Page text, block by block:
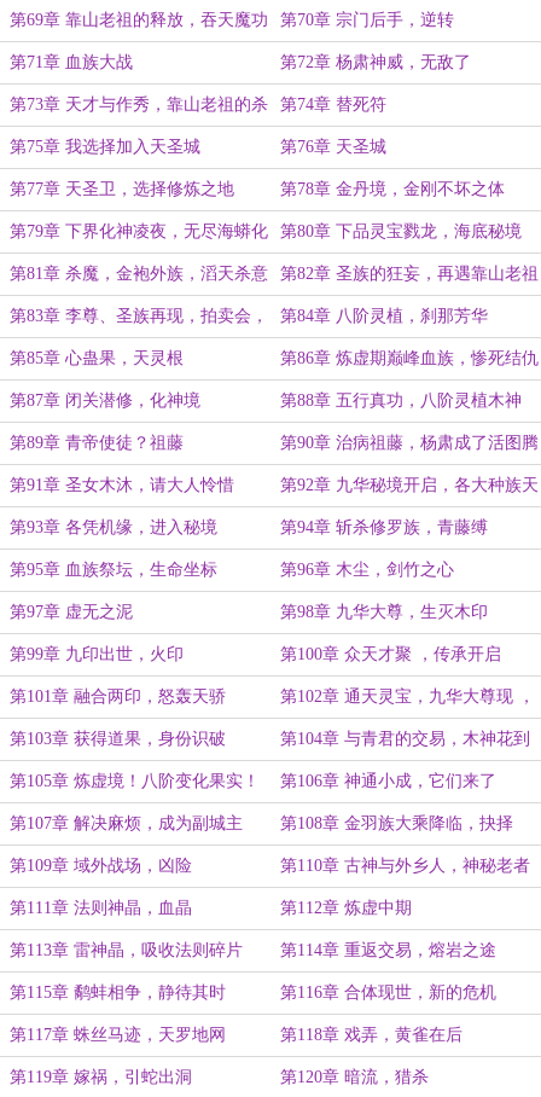
第69章 靠山老祖的释放，吞天魔功 第70章 宗门后手，逆转
第71章 血族大战 第72章 杨肃神威，无敌了
第73章 天才与作秀，靠山老祖的杀
意
第74章 替死符
第75章 我选择加入天圣城 第76章 天圣城
第77章 天圣卫，选择修炼之地 第78章 金丹境，金刚不坏之体
第79章 下界化神凌夜，无尽海蟒化
蛟
第80章 下品灵宝戮龙，海底秘境
第81章 杀魔，金袍外族，滔天杀意 第82章 圣族的狂妄，再遇靠山老祖
第83章 李尊、圣族再现，拍卖会，
上品灵宝青鸾剑羽
第84章 八阶灵植，刹那芳华
第85章 心蛊果，天灵根 第86章 炼虚期巅峰血族，惨死结仇
第87章 闭关潜修，化神境 第88章 五行真功，八阶灵植木神
花，木族任务
第89章 青帝使徒？祖藤 第90章 治病祖藤，杨肃成了活图腾
第91章 圣女木沐，请大人怜惜 第92章 九华秘境开启，各大种族天
才齐聚
第93章 各凭机缘，进入秘境 第94章 斩杀修罗族，青藤缚
第95章 血族祭坛，生命坐标 第96章 木尘，剑竹之心
第97章 虚无之泥 第98章 九华大尊，生灭木印
第99章 九印出世，火印 第100章 众天才聚 ，传承开启
第101章 融合两印，怒轰天骄 第102章 通天灵宝，九华大尊现 ，
虚空瘟疫
第103章 获得道果，身份识破 第104章 与青君的交易，木神花到
手
第105章 炼虚境！八阶变化果实！ 第106章 神通小成，它们来了
第107章 解决麻烦，成为副城主 第108章 金羽族大乘降临，抉择
第109章 域外战场，凶险 第110章 古神与外乡人，神秘老者
第111章 法则神晶，血晶 第112章 炼虚中期
第113章 雷神晶，吸收法则碎片 第114章 重返交易，熔岩之途
第115章 鹬蚌相争，静待其时 第116章 合体现世，新的危机
第117章 蛛丝马迹，天罗地网 第118章 戏弄，黄雀在后
第119章 嫁祸，引蛇出洞 第120章 暗流，猎杀